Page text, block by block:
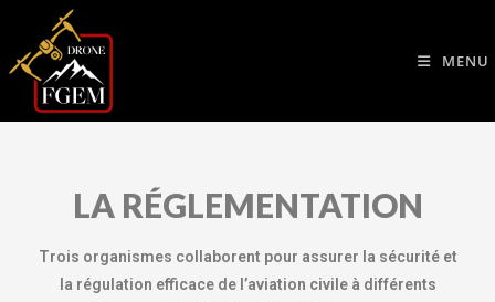
MENU
LA RÉGLEMENTATION
Trois organismes collaborent pour assurer la sécurité et
la régulation efficace de l’aviation civile à différents